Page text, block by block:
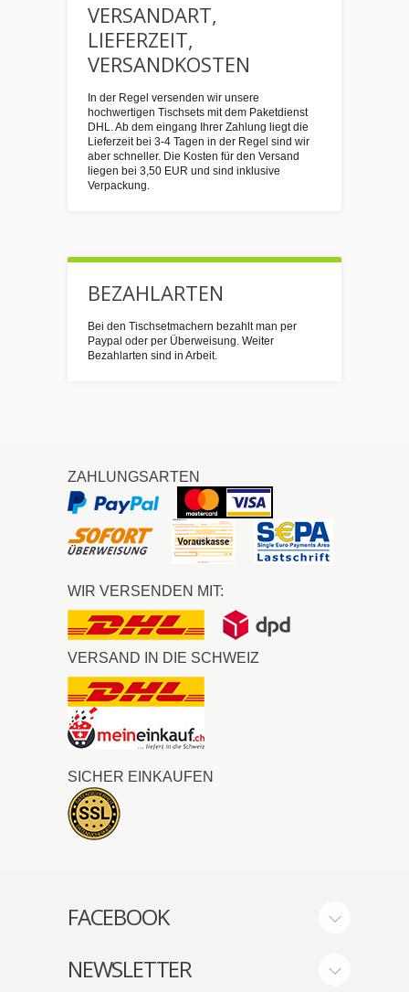
VERSANDART,
LIEFERZEIT,
VERSANDKOSTEN
In der Regel versenden wir unsere
hochwertigen Tischsets mit dem Paketdienst
DHL. Ab dem eingang Ihrer Zahlung liegt die
Lieferzeit bei 3-4 Tagen in der Regel sind wir
aber schneller. Die Kosten für den Versand
liegen bei 3,50 EUR und sind inklusive
Verpackung.
BEZAHLARTEN
Bei den Tischsetmachern bezahlt man per
Paypal oder per Überweisung. Weiter
Bezahlarten sind in Arbeit.
ZAHLUNGSARTEN
WIR VERSENDEN MIT:
VERSAND IN DIE SCHWEIZ
SICHER EINKAUFEN
FACEBOOK
NEWSLETTER